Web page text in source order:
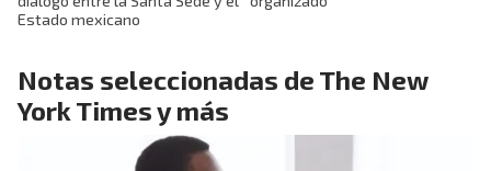
Estado mexicano
Notas seleccionadas de The New
York Times y más